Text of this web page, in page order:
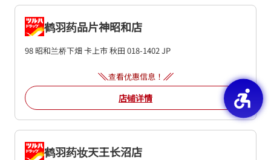
鹤羽药品片神昭和店
98 昭和兰桥下畑卡上市秋田 018-1402JP
查看优惠信息！
店铺详情
鹤羽药妆天王长沼店